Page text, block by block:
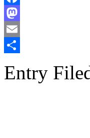
Facebook
Mastodon
Email
Entry